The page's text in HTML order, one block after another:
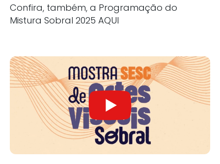
Confira, também, a Programação do
Mistura Sobral 2025 AQUI